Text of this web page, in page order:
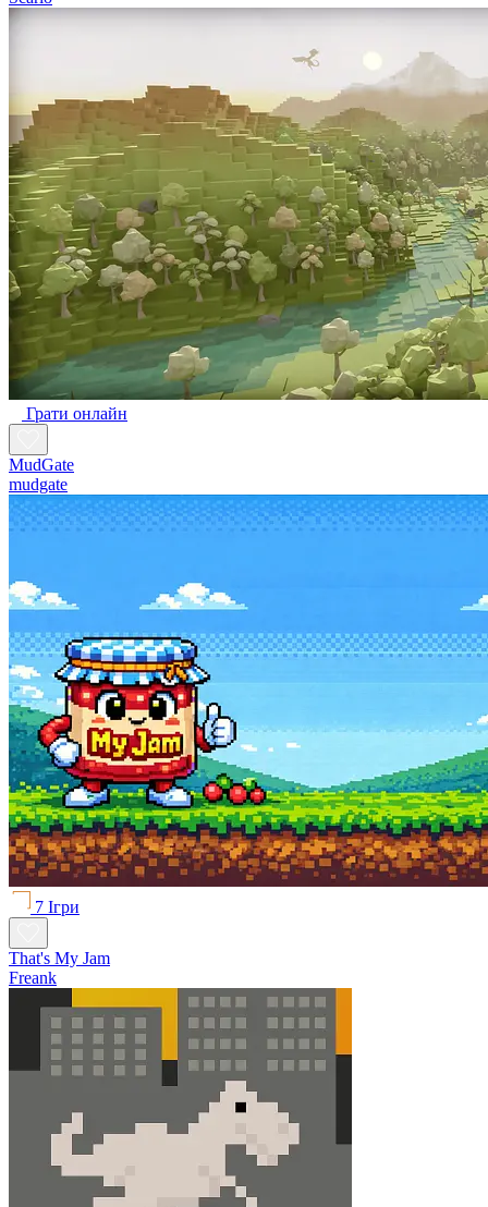
Грати онлайн
MudGate
mudgate
7 Ігри
That's My Jam
Freank